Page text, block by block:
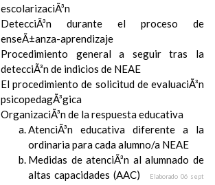
escolarizaciÃ³n
DetecciÃ³n durante el proceso de
enseÃ±anza-aprendizaje
Procedimiento general a seguir tras la
detecciÃ³n de indicios de NEAE
El procedimiento de solicitud de evaluaciÃ³n
psicopedagÃ³gica
OrganizaciÃ³n de la respuesta educativa
AtenciÃ³n educativa diferente a la
ordinaria para cada alumno/a NEAE
Medidas de atenciÃ³n al alumnado de
altas capacidades (AAC)
Elaborado 06 sept